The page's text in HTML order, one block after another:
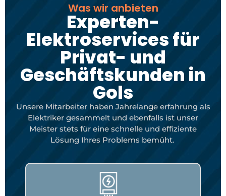
Was wir anbieten
Experten-
Elektroservices für
Privat- und
Geschäftskunden in
Gols
Unsere Mitarbeiter haben Jahrelange erfahrung als
Elektriker gesammelt und ebenfalls ist unser
Meister stets für eine schnelle und effiziente
Lösung Ihres Problems bemüht.